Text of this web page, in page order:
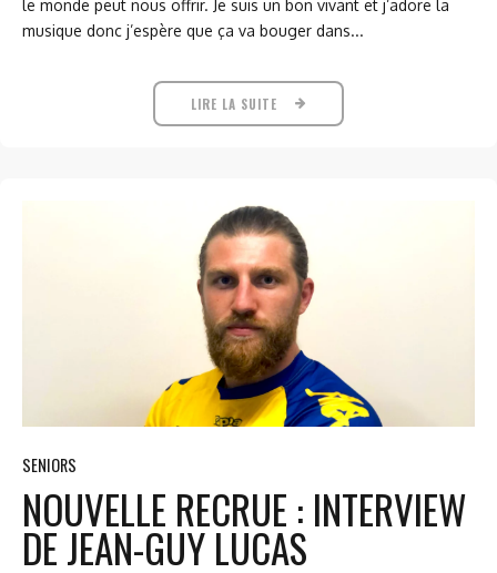
le monde peut nous offrir. Je suis un bon vivant et j’adore la
musique donc j’espère que ça va bouger dans...
LIRE LA SUITE
SENIORS
NOUVELLE RECRUE : INTERVIEW
DE JEAN-GUY LUCAS